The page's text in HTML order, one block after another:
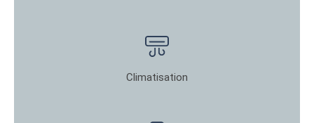
Climatisation